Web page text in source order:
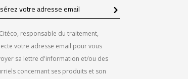
Citéco, responsable du traitement,
votre adresse email pour vous
sa lettre d'information et/ou des
concernant ses produits et son